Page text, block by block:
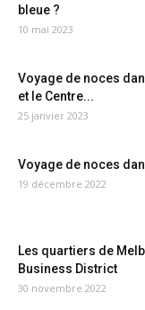
bleue ?
10 mai 2023
Voyage de noces
et le Centre...
25 janvier 2023
Voyage de noces
19 décembre 2022
Les quartiers de
Business District
30 novembre 2022